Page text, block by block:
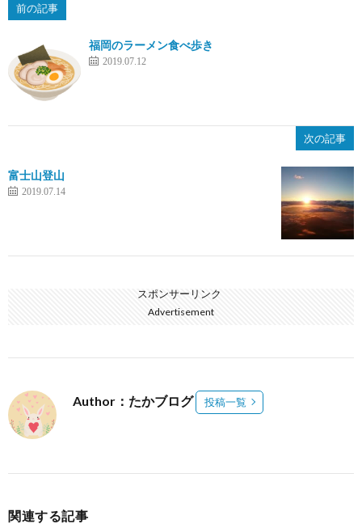
前の記事
福岡のラーメン食べ歩き
2019.07.12
次の記事
富士山登山
2019.07.14
スポンサーリンク
Advertisement
Author：たかブログ 投稿一覧
関連する記事